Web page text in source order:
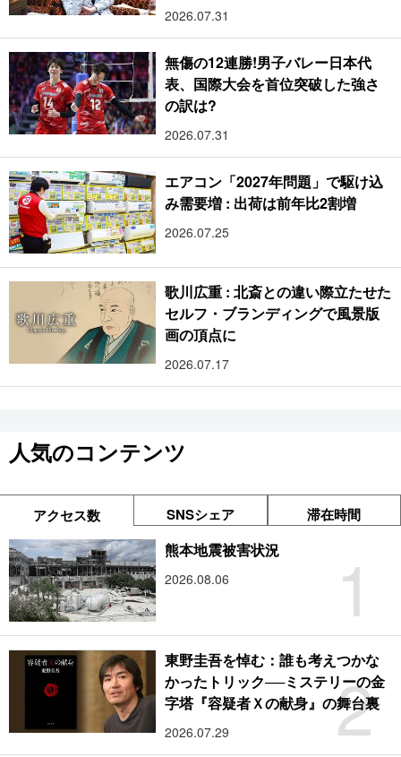
2026.07.31
無傷の12連勝!男子バレー日本代
表、国際大会を首位突破した強さ
の訳は?
2026.07.31
エアコン「2027年問題」で駆け込
み需要増 : 出荷は前年比2割増
2026.07.25
歌川広重 : 北斎との違い際立たせた
セルフ・ブランディングで風景版
画の頂点に
2026.07.17
人気のコンテンツ
アクセス数 SNSシェア 滞在時間
1
熊本地震被害状況
2026.08.06
2
東野圭吾を悼む：誰も考えつかな
かったトリック──ミステリーの金
字塔『容疑者Ｘの献身』の舞台裏
2026.07.29